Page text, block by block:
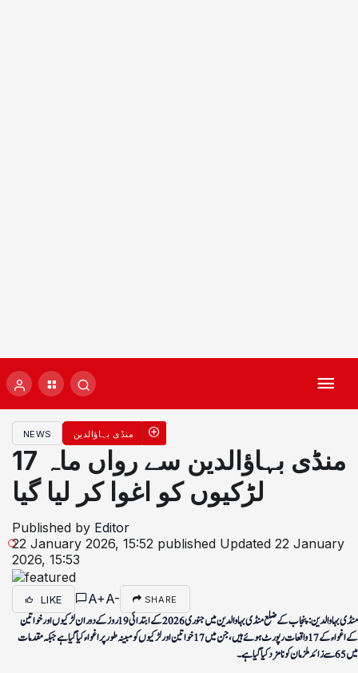
NEWS منڈی بہاؤالدین
منڈی بہاؤالدین سے رواں ماہ 17
لڑکیوں کو اغوا کر لیا گیا
Published by Editor
22 January 2026, 15:52 published Updated 22 January
2026, 15:53
LIKE A+A- SHARE
منڈی بہاوالدین: پنجاب کے ضلع منڈی بہاوالدین میں جنوری 2026 کے ابتدائی 19 روز کے دوران لڑکیوں اور خواتین
کے اغواء کے 17 واقعات رپورٹ ہوئے ہیں، جن میں 17 خواتین اور لڑکیوں کو مبینہ طور پر اغواء کیا گیا ہے جبکہ مقدمات
میں 65 سے زائد ملزمان کو نامزد کیا گیا ہے۔